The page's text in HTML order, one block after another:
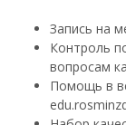
Запись на
Контроль
вопросам
Помощь в